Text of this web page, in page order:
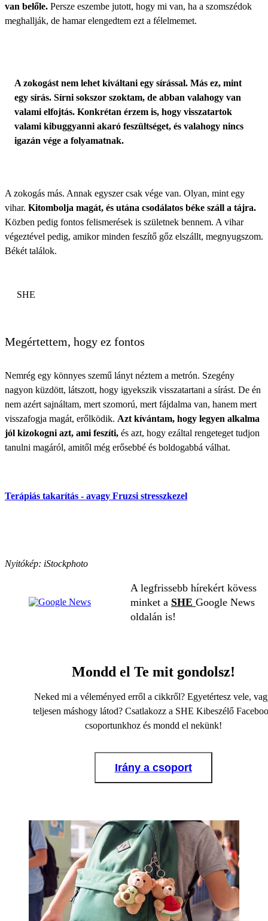
van belőle. Persze eszembe jutott, hogy mi van, ha a szomszédok
meghallják, de hamar elengedtem ezt a félelmemet.
A zokogást nem lehet kiváltani egy sírással. Más ez, mint
egy sírás. Sírni sokszor szoktam, de abban valahogy van
valami elfojtás. Konkrétan érzem is, hogy visszatartok
valami kibuggyanni akaró feszültséget, és valahogy nincs
igazán vége a folyamatnak.
A zokogás más. Annak egyszer csak vége van. Olyan, mint egy
vihar. Kitombolja magát, és utána csodálatos béke száll a tájra.
Közben pedig fontos felismerések is születnek bennem. A vihar
végeztével pedig, amikor minden feszítő gőz elszállt, megnyugszom.
Békét találok.
SHE
Megértettem, hogy ez fontos
Nemrég egy könnyes szemű lányt néztem a metrón. Szegény
nagyon küzdött, látszott, hogy igyekszik visszatartani a sírást. De én
nem azért sajnáltam, mert szomorú, mert fájdalma van, hanem mert
visszafogja magát, erőlködik. Azt kívántam, hogy legyen alkalma
jól kizokogni azt, ami feszíti, és azt, hogy ezáltal rengeteget tudjon
tanulni magáról, amitől még erősebbé és boldogabbá válhat.
Terápiás takarítás - avagy Fruzsi stresszkezel
Nyitókép: iStockphoto
A legfrissebb hírekért kövess
minket a SHE Google News
oldalán is!
Mondd el Te mit gondolsz!
Neked mi a véleményed erről a cikkről? Egyetértesz vele,
teljesen máshogy látod? Csatlakozz a SHE Kibeszélő
csoportunkhoz és mondd el nekünk!
Irány a csoport